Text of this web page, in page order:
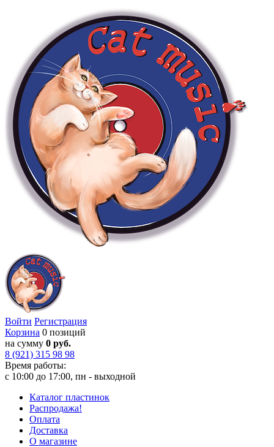
Войти Регистрация
Корзина 0 позиций
на сумму 0 руб.
8 (921) 315 98 98
Время работы:
с 10:00 до 17:00, пн - выходной
Каталог пластинок
Распродажа!
Оплата
Доставка
О магазине